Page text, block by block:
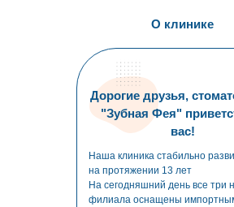
О клинике
Наша клиника стабильно
на протяжении 13 лет
На сегодняшний день все три
филиала оснащены
Дорогие друзья,
"Зубная Фея"
вас!